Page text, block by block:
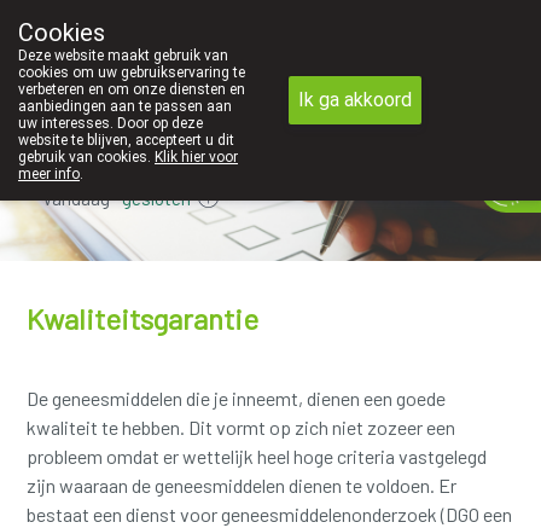
011/34 04 04
Vandaag gesloten
Kwaliteitsgarantie
De geneesmiddelen die je inneemt, dienen een goede
kwaliteit te hebben. Dit vormt op zich niet zozeer een
probleem omdat er wettelijk heel hoge criteria vastgelegd
zijn waaraan de geneesmiddelen dienen te voldoen. Er
bestaat een dienst voor geneesmiddelenonderzoek (DGO een
Cookies
Deze website maakt gebruik van
cookies om uw gebruikservaring te
verbeteren en om onze diensten en
aanbiedingen aan te passen aan
uw interesses. Door op deze
website te blijven, accepteert u dit
gebruik van cookies. Klik hier voor
meer info.
Ik ga akkoord